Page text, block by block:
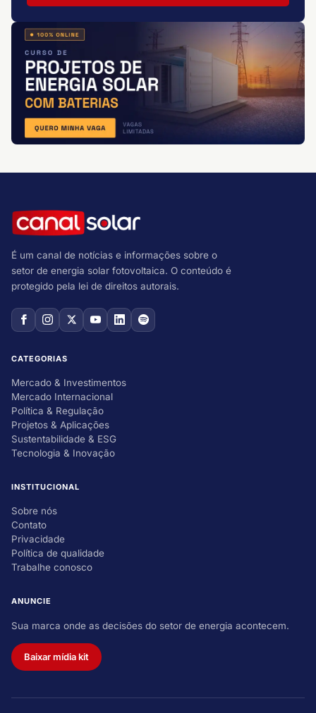
É um canal de notícias e informações sobre o
setor de energia solar fotovoltaica. O conteúdo é
protegido pela lei de direitos autorais.
CATEGORIAS
Mercado & Investimentos
Mercado Internacional
Política & Regulação
Projetos & Aplicações
Sustentabilidade & ESG
Tecnologia & Inovação
INSTITUCIONAL
Sobre nós
Contato
Privacidade
Política de qualidade
Trabalhe conosco
ANUNCIE
Sua marca onde as decisões do setor de energia acontecem.
Baixar mídia kit